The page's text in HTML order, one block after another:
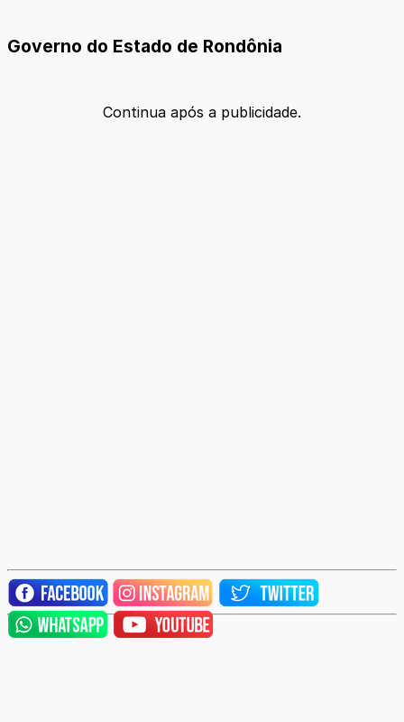
Governo do Estado de Rondônia
Continua após a publicidade.